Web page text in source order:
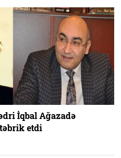
İqbal Ağazadə
etdi